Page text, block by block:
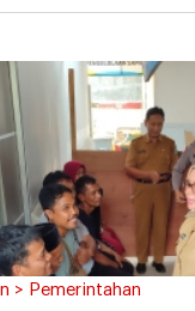
> Pemerintahan